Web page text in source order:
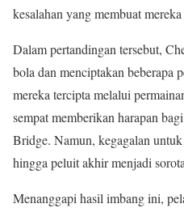
kesalahan yang membuat
Dalam pertandingan tersebut,
bola dan menciptakan beberapa
mereka tercipta melalui
sempat memberikan harapan
Bridge. Namun, kegagalan
hingga peluit akhir menjadi
Menanggapi hasil imbang ini,